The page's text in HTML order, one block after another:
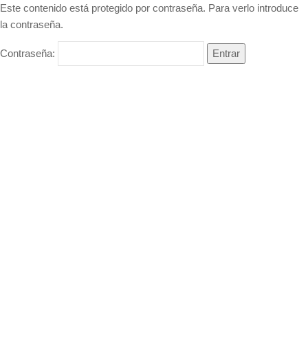
Este contenido está protegido por contraseña. Para verlo introduce
la contraseña.
Contraseña: